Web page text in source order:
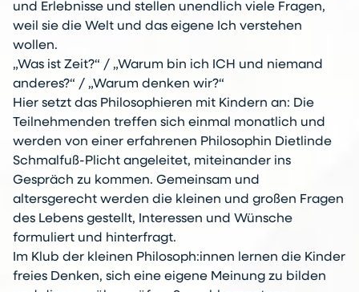
und Erlebnisse und stellen unendlich viele Fragen,
weil sie die Welt und das eigene Ich verstehen
wollen.
„Was ist Zeit?“ / „Warum bin ich ICH und niemand
anderes?“ / „Warum denken wir?“
Hier setzt das Philosophieren mit Kindern an: Die
Teilnehmenden treffen sich einmal monatlich und
werden von einer erfahrenen Philosophin Dietlinde
Schmalfuß-Plicht angeleitet, miteinander ins
Gespräch zu kommen. Gemeinsam und
altersgerecht werden die kleinen und großen Fragen
des Lebens gestellt, Interessen und Wünsche
formuliert und hinterfragt.
Im Klub der kleinen Philosoph:innen lernen die Kinder
freies Denken, sich eine eigene Meinung zu bilden